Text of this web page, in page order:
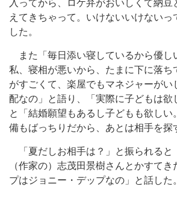
入ってから、ロケ弁がおいしくて納豆
えてきちゃって。いけないいけない
した。
また「毎日添い寝しているから優し
私、寝相が悪いから、たまに下に落ち
がすごくて、楽屋でもマネジャーがい
配なの」と語り、「実際に子どもは欲
と「結婚願望もあるし子どもも欲しい
備もばっちりだから、あとは相手を探
「夏だしお相手は？」と振られると
（作家の）志茂田景樹さんとかすてき
プはジョニー・デップなの」と話した。